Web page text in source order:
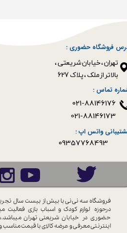
فروشگاه حضوری :
​​​​​​​تهران ، خیابان شریعتی ،
بالاتر از ملک ، پلاک 627​​​​​​​
09357768493
فروشگاه سه نی نی با بیش از بیست سال
درحوزه لوازم کودک و اسباب بازی فعالیت
حضوری در خیابان شریعتی تهران
اینترنتی معرفی و عرضه کالای باقیمت مناسب و
تماس :
واتس اپ :